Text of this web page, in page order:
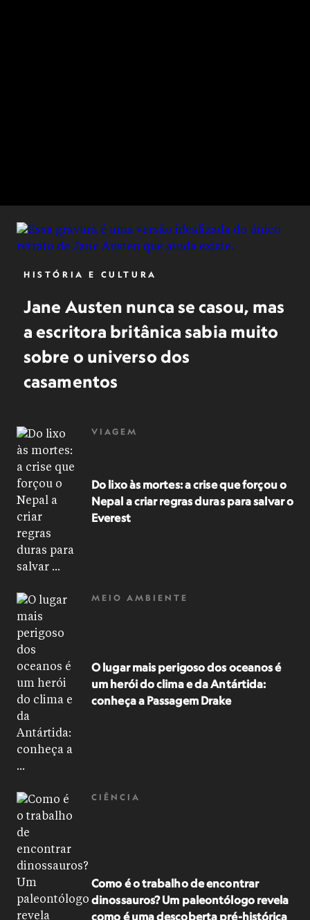
HISTÓRIA E CULTURA
Jane Austen nunca se casou, mas
a escritora britânica sabia muito
sobre o universo dos
casamentos
VIAGEM
Do lixo às mortes: a crise que forçou o
Nepal a criar regras duras para salvar o
Everest
MEIO AMBIENTE
O lugar mais perigoso dos oceanos é
um herói do clima e da Antártida:
conheça a Passagem Drake
CIÊNCIA
Como é o trabalho de encontrar
dinossauros? Um paleontólogo revela
como é uma descoberta pré-histórica